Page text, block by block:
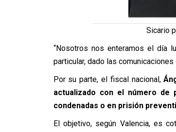
Sicario
“Nosotros nos enteramos el día
particular, dado las
Por su parte, el fiscal nacional,
actualizado con el número de
condenadas o en prisión
El objetivo, según Valencia, es